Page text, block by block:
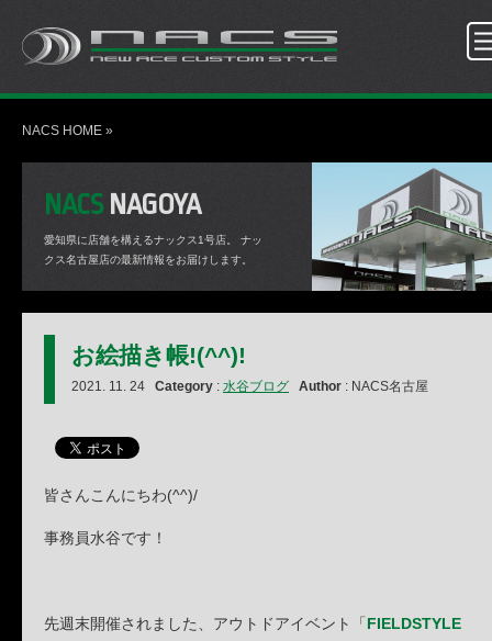
NACS HOME »
NACSNAGOYA
愛知県に店舗を構えるナックス1号店。
ナッ
クス名古屋店の最新情報をお届けします。
お絵描き帳!(^^)!
2021. 11. 24 Category : 水谷ブログ Author : NACS名古屋
皆さんこんにちわ(^^)/
事務員水谷です！
先週末開催されました、アウトドアイベント「 FIELDSTYLE